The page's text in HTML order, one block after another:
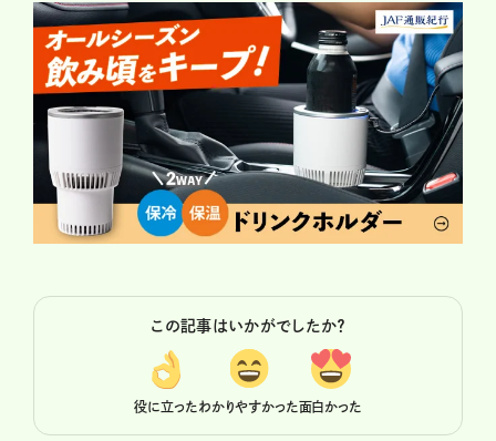
この記事はいかがでしたか？
役に立ったわかりやすかった面白かった